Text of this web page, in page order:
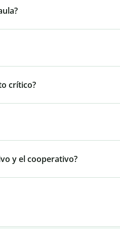
crítico?
y el cooperativo?